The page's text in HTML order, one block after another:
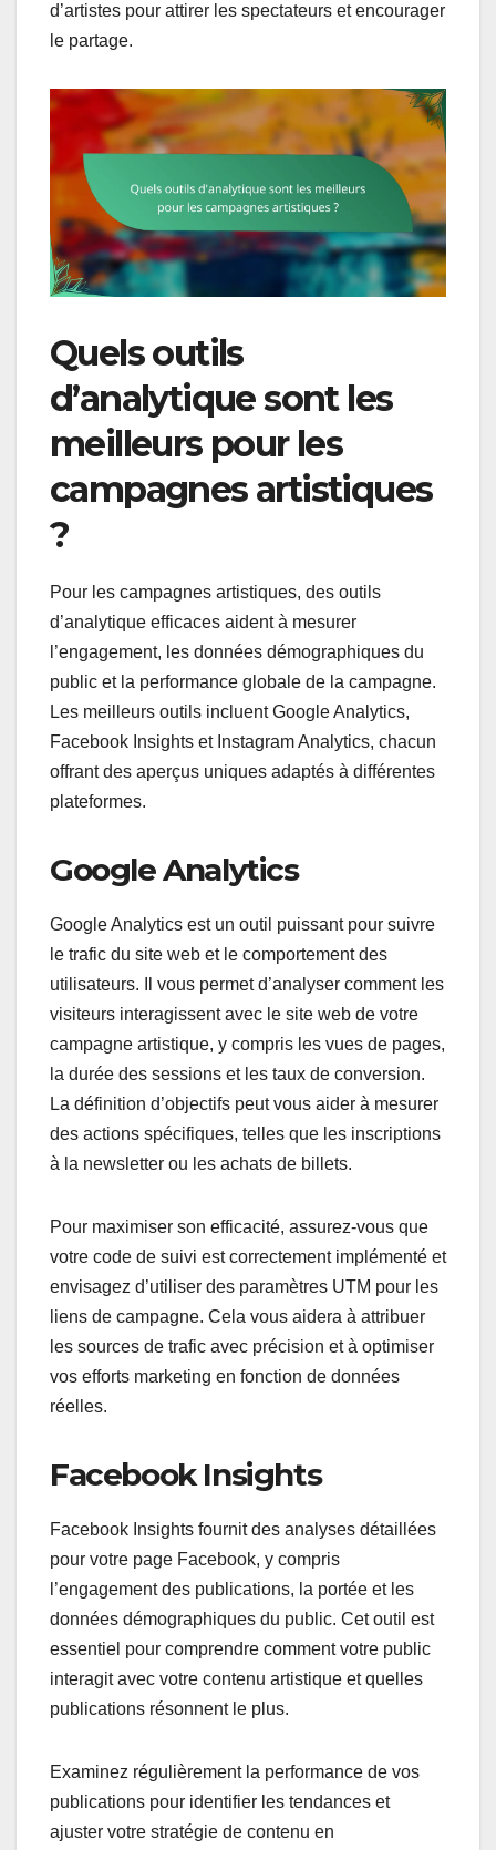
d’artistes pour attirer les spectateurs et encourager
le partage.
Quels outils
d’analytique sont les
meilleurs pour les
campagnes artistiques
?
Pour les campagnes artistiques, des outils
d’analytique efficaces aident à mesurer
l’engagement, les données démographiques du
public et la performance globale de la campagne.
Les meilleurs outils incluent Google Analytics,
Facebook Insights et Instagram Analytics, chacun
offrant des aperçus uniques adaptés à différentes
plateformes.
Google Analytics
Google Analytics est un outil puissant pour suivre
le trafic du site web et le comportement des
utilisateurs. Il vous permet d’analyser comment les
visiteurs interagissent avec le site web de votre
campagne artistique, y compris les vues de pages,
la durée des sessions et les taux de conversion.
La définition d’objectifs peut vous aider à mesurer
des actions spécifiques, telles que les inscriptions
à la newsletter ou les achats de billets.
Pour maximiser son efficacité, assurez-vous que
votre code de suivi est correctement implémenté et
envisagez d’utiliser des paramètres UTM pour les
liens de campagne. Cela vous aidera à attribuer
les sources de trafic avec précision et à optimiser
vos efforts marketing en fonction de données
réelles.
Facebook Insights
Facebook Insights fournit des analyses détaillées
pour votre page Facebook, y compris
l’engagement des publications, la portée et les
données démographiques du public. Cet outil est
essentiel pour comprendre comment votre public
interagit avec votre contenu artistique et quelles
publications résonnent le plus.
Examinez régulièrement la performance de vos
publications pour identifier les tendances et
ajuster votre stratégie de contenu en